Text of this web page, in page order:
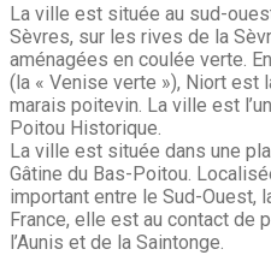
La ville est située au sud-
Sèvres, sur les rives de la
aménagées en coulée verte.
(la « Venise verte »), Niort est
marais poitevin. La ville est
Poitou Historique.
La ville est située dans une
Gâtine du Bas-Poitou.
important entre le Sud-Ouest,
France, elle est au contact de
l’Aunis et de la Saintonge.